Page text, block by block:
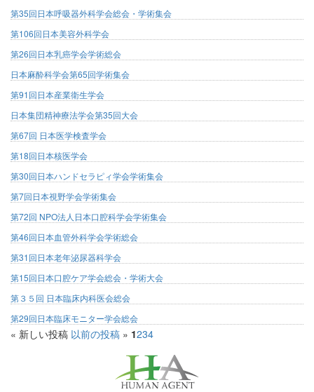
第35回日本呼吸器外科学会総会・学術集会
第106回日本美容外科学会
第26回日本乳癌学会学術総会
日本麻酔科学会第65回学術集会
第91回日本産業衛生学会
日本集団精神療法学会第35回大会
第67回 日本医学検査学会
第18回日本核医学会
第30回日本ハンドセラピィ学会学術集会
第7回日本視野学会学術集会
第72回 NPO法人日本口腔科学会学術集会
第46回日本血管外科学会学術総会
第31回日本老年泌尿器科学会
第15回日本口腔ケア学会総会・学術大会
第３５回 日本臨床内科医会総会
第29回日本臨床モニター学会総会
« 新しい投稿 以前の投稿 » 1234